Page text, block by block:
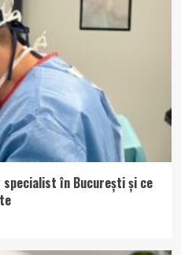
specialist în București și ce